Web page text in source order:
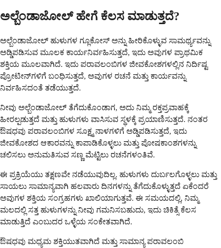
ಅಲ್ಬೆಂಡಾಜೋಲ್ ಹೇಗೆ ಕೆಲಸ ಮಾಡುತ್ತದೆ?
ಅಲ್ಬೆಂಡಾಜೋಲ್ ಹುಳುಗಳ ಗ್ಲೂಕೋಸ್ ಅನ್ನು ಹೀರಿಕೊಳ್ಳುವ ಸಾಮರ್ಥ್ಯವನ್ನು
ಅಡ್ಡಿಪಡಿಸುವ ಮೂಲಕ ಕಾರ್ಯನಿರ್ವಹಿಸುತ್ತದೆ, ಇದು ಅವುಗಳ ಪ್ರಾಥಮಿಕ
ಶಕ್ತಿಯ ಮೂಲವಾಗಿದೆ. ಇದು ಪರಾವಲಂಬಿಗಳ ಜೀವಕೋಶಗಳಲ್ಲಿನ ನಿರ್ದಿಷ್ಟ
ಪ್ರೋಟೀನ್‌ಗಳಿಗೆ ಬಂಧಿಸುತ್ತದೆ, ಅವುಗಳ ರಚನೆ ಮತ್ತು ಕಾರ್ಯವನ್ನು
ನಿರ್ವಹಿಸದಂತೆ ತಡೆಯುತ್ತದೆ.
ನೀವು ಅಲ್ಬೆಂಡಾಜೋಲ್ ತೆಗೆದುಕೊಂಡಾಗ, ಅದು ನಿಮ್ಮ ರಕ್ತಪ್ರವಾಹಕ್ಕೆ
ಹೀರಲ್ಪಡುತ್ತದೆ ಮತ್ತು ಹುಳುಗಳು ವಾಸಿಸುವ ಸ್ಥಳಕ್ಕೆ ಪ್ರಯಾಣಿಸುತ್ತದೆ. ನಂತರ
ಔಷಧವು ಪರಾವಲಂಬಿಗಳ ಸೂಕ್ಷ್ಮ ನಾಳಗಳಿಗೆ ಅಡ್ಡಿಪಡಿಸುತ್ತದೆ, ಇದು
ಜೀವಕೋಶದ ಆಕಾರವನ್ನು ಕಾಪಾಡಿಕೊಳ್ಳಲು ಮತ್ತು ಪೋಷಕಾಂಶಗಳನ್ನು
ಚಲಿಸಲು ಅನುಮತಿಸುವ ಸಣ್ಣ ಮೆಟ್ಟಿಲು ರಚನೆಗಳಂತಿವೆ.
ಈ ಪ್ರಕ್ರಿಯೆಯು ತಕ್ಷಣವೇ ನಡೆಯುವುದಿಲ್ಲ. ಹುಳುಗಳು ದುರ್ಬಲಗೊಳ್ಳಲು ಮತ್ತು
ಸಾಯಲು ಸಾಮಾನ್ಯವಾಗಿ ಹಲವಾರು ದಿನಗಳನ್ನು ತೆಗೆದುಕೊಳ್ಳುತ್ತದೆ ಏಕೆಂದರೆ
ಅವುಗಳ ಶಕ್ತಿಯ ಸಂಗ್ರಹಗಳು ಖಾಲಿಯಾಗುತ್ತವೆ. ಈ ಸಮಯದಲ್ಲಿ, ನಿಮ್ಮ
ಮಲದಲ್ಲಿ ಸತ್ತ ಹುಳುಗಳನ್ನು ನೀವು ಗಮನಿಸಬಹುದು, ಇದು ಚಿಕಿತ್ಸೆ ಕೆಲಸ
ಮಾಡುತ್ತಿದೆ ಎಂಬುದರ ಒಳ್ಳೆಯ ಸಂಕೇತವಾಗಿದೆ.
ಔಷಧವು ಮಧ್ಯಮ ಶಕ್ತಿಯುತವಾಗಿದೆ ಮತ್ತು ಸಾಮಾನ್ಯ ಪರಾವಲಂಬಿ